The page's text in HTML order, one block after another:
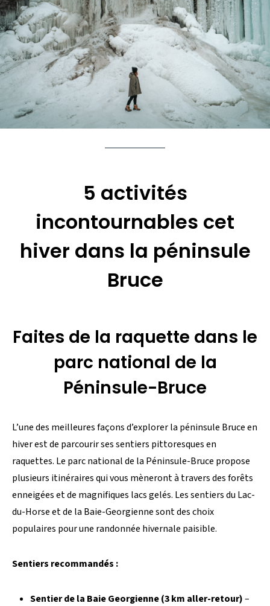
5 activités
incontournables cet
hiver dans la péninsule
Bruce
Faites de la raquette dans le
parc national de la
Péninsule-Bruce
L’une des meilleures façons d’explorer la péninsule Bruce en
hiver est de parcourir ses sentiers pittoresques en
raquettes. Le parc national de la Péninsule-Bruce propose
plusieurs itinéraires qui vous mèneront à travers des forêts
enneigées et de magnifiques lacs gelés. Les sentiers du Lac-
du-Horse et de la Baie-Georgienne sont des choix
populaires pour une randonnée hivernale paisible.
Sentiers recommandés :
Sentier de la Baie Georgienne (3 km aller-retour)–